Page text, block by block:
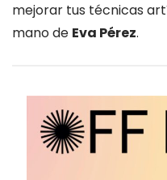
mejorar tus técnicas
mano de Eva Pérez.